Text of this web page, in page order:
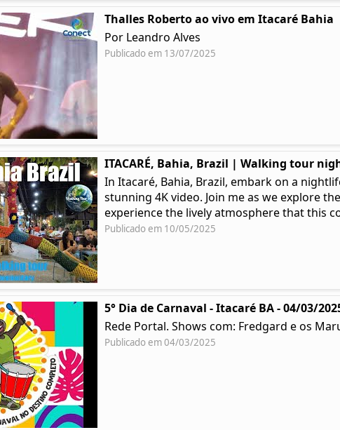
Thalles Roberto ao vivo em Itacaré Bahia
Por Leandro Alves
Publicado em 13/07/2025
ITACARÉ, Bahia, Brazil | Walking tour
In Itacaré, Bahia, Brazil, embark on a
stunning 4K video. Join me as we explore
experience the lively atmosphere that this
Publicado em 10/05/2025
5° Dia de Carnaval - Itacaré BA - 04/03/
Rede Portal. Shows com: Fredgard e os
Publicado em 04/03/2025